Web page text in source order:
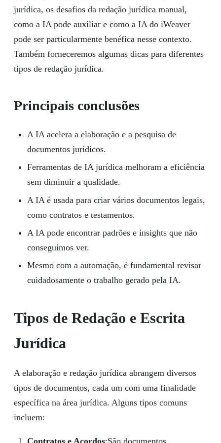
jurídica, os desafios da redação jurídica manual,
como a IA pode auxiliar e como a IA do iWeaver
pode ser particularmente benéfica nesse contexto.
Também forneceremos algumas dicas para diferentes
tipos de redação jurídica.
Principais conclusões
A IA acelera a elaboração e a pesquisa de
documentos jurídicos.
Ferramentas de IA jurídica melhoram a eficiência
sem diminuir a qualidade.
A IA é usada para criar vários documentos legais,
como contratos e testamentos.
A IA pode encontrar padrões e insights que não
conseguimos ver.
Mesmo com a automação, é fundamental revisar
cuidadosamente o trabalho gerado pela IA.
Tipos de Redação e Escrita
Jurídica
A elaboração e redação jurídica abrangem diversos
tipos de documentos, cada um com uma finalidade
específica na área jurídica. Alguns tipos comuns
incluem: